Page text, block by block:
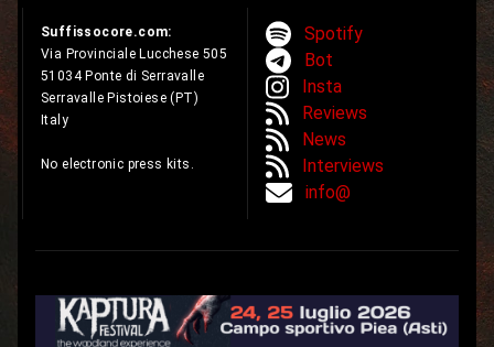
Suffissocore.com:
Via Provinciale Lucchese 505
51034 Ponte di Serravalle
Serravalle Pistoiese (PT)
Italy
No electronic press kits.
Spotify
Bot
Insta
Reviews
News
Interviews
info@